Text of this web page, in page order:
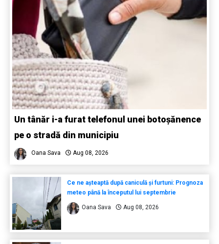
Un tânăr i-a furat telefonul unei botoșănence
pe o stradă din municipiu
Oana Sava Aug 08, 2026
Ce ne așteaptă după caniculă și furtuni: Prognoza
meteo până la începutul lui septembrie
Oana Sava Aug 08, 2026